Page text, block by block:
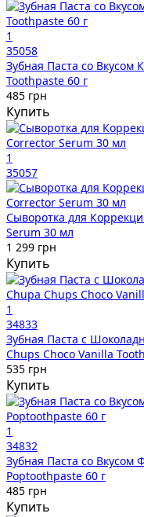
1
35058
Зубная Паста со Вкусом
Toothpaste 60 г
485 грн
Купить
1
35057
Сыворотка для
Serum 30 мл
1 299 грн
Купить
1
34833
Зубная Паста с
Chups Choco Vanilla
535 грн
Купить
1
34832
Зубная Паста со Вкусом
Poptoothpaste 60 г
485 грн
Купить